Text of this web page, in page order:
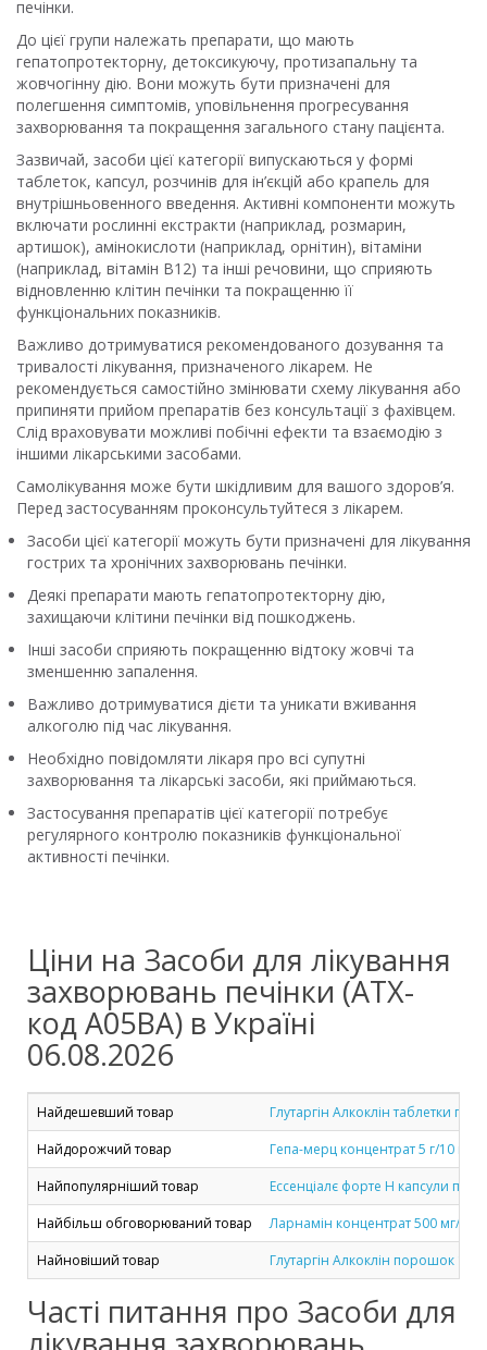
печінки.
До цієї групи належать препарати, що мають
гепатопротекторну, детоксикуючу, протизапальну та
жовчогінну дію. Вони можуть бути призначені для
полегшення симптомів, уповільнення прогресування
захворювання та покращення загального стану пацієнта.
Зазвичай, засоби цієї категорії випускаються у формі
таблеток, капсул, розчинів для ін’єкцій або крапель для
внутрішньовенного введення. Активні компоненти можуть
включати рослинні екстракти (наприклад, розмарин,
артишок), амінокислоти (наприклад, орнітин), вітаміни
(наприклад, вітамін B12) та інші речовини, що сприяють
відновленню клітин печінки та покращенню її
функціональних показників.
Важливо дотримуватися рекомендованого дозування та
тривалості лікування, призначеного лікарем. Не
рекомендується самостійно змінювати схему лікування або
припиняти прийом препаратів без консультації з фахівцем.
Слід враховувати можливі побічні ефекти та взаємодію з
іншими лікарськими засобами.
Самолікування може бути шкідливим для вашого здоров’я.
Перед застосуванням проконсультуйтеся з лікарем.
Засоби цієї категорії можуть бути призначені для лікування
гострих та хронічних захворювань печінки.
Деякі препарати мають гепатопротекторну дію,
захищаючи клітини печінки від пошкоджень.
Інші засоби сприяють покращенню відтоку жовчі та
зменшенню запалення.
Важливо дотримуватися дієти та уникати вживання
алкоголю під час лікування.
Необхідно повідомляти лікаря про всі супутні
захворювання та лікарські засоби, які приймаються.
Застосування препаратів цієї категорії потребує
регулярного контролю показників функціональної
активності печінки.
Ціни на Засоби для лікування
захворювань печінки (ATX-
код A05BA) в Україні
06.08.2026
Найдешевший товар
Глутаргін Алкоклін таблетки по 1
Найдорожчий товар
Гепа-мерц концентрат 5 г/10 мл
Найпопулярніший товар
Ессенціалє форте Н капсули по
Найбільш обговорюваний товар
Ларнамін концентрат 500 мг/мл
Найновіший товар
Глутаргін Алкоклін порошок 1 г/
Часті питання про Засоби для